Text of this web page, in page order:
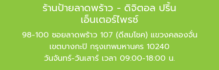
ร้านป้ายลาดพร้าว - ดิจิตอล ปริ้น
เอ็นเตอร์ไพรซ์
98-100 ซอยลาดพร้าว 107 (ดีสมโชค) แขวงคลองจั่น
เขตบางกะปิ กรุงเทพมหานคร 10240
วันจันทร์-วันเสาร์ เวลา 09:00-18:00 น.